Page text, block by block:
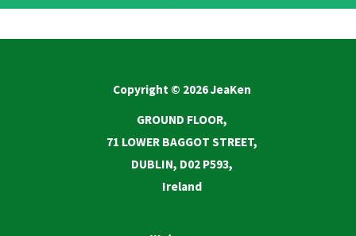
Copyright © 2026 JeaKen
GROUND FLOOR,
71 LOWER BAGGOT STREET,
DUBLIN, D02 P593,
Ireland